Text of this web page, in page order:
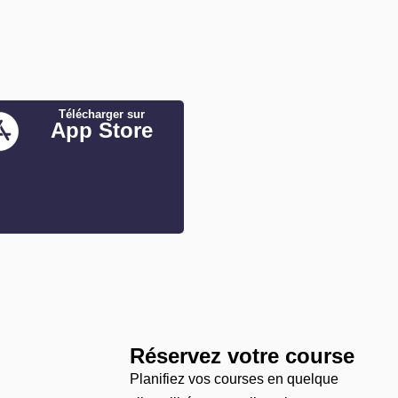
Télécharger sur
App Store
Réservez votre course
Planifiez vos courses en quelque